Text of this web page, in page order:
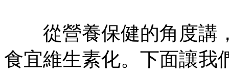
從營養保健的角度講
食宜維生素化。下面讓我